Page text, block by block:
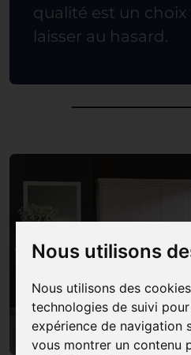
Nous utilisons
Nous utilisons des
technologies de suivi
expérience de navigation
vous montrer un contenu
qualité est un
laisser au hasard.